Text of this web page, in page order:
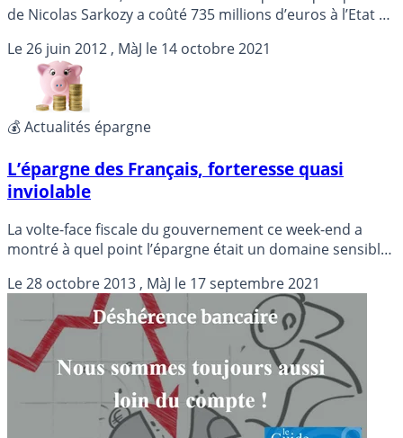
de Nicolas Sarkozy a coûté 735 millions d’euros à l’Etat en
édition de mardi.
Le26 juin 2012 , MàJ le 14 octobre 2021
💰 Actualités épargne
L’épargne des Français, forteresse quasi
inviolable
La volte-face fiscale du gouvernement ce week-end a
montré à quel point l’épargne était un domaine sensible
laine parmi les mieux remplis au monde.
Le28 octobre 2013 , MàJ le 17 septembre 2021